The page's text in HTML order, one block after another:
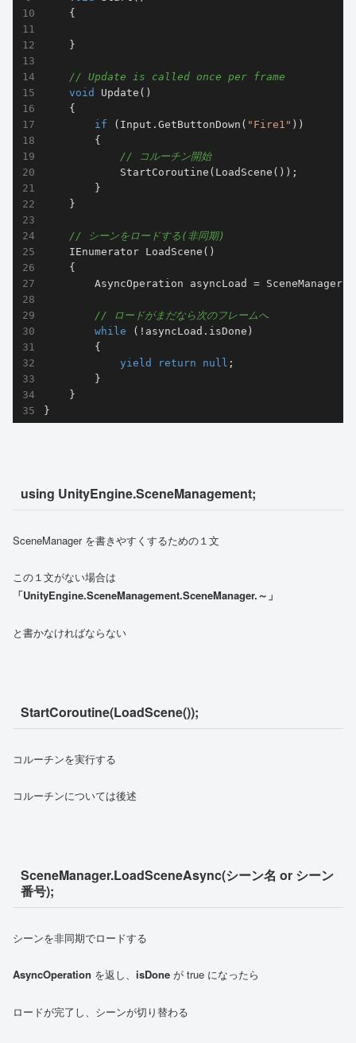
    {
    }
// Update is called once per frame
void
Update ( )
    {
if (Input.GetButtonDown( "Fire1" ))
        {
// コルーチン開始
            StartCoroutine(LoadScene());
        }
    }
// シーンをロードする(非同期)
IEnumerator LoadScene ( )
    {
AsyncOperation asyncLoad =
// ロードがまだなら次のフレームへ
while (!asyncLoad.isDone)
        {
yield
return null ;
        }
    }
}
using UnityEngine.SceneManagement;
SceneManager を書きやすくするための１文
この１文がない場合は
「UnityEngine.SceneManagement.SceneManager.～」
と書かなければならない
StartCoroutine(LoadScene());
コルーチンを実行する
コルーチンについては後述
SceneManager.LoadSceneAsync(シーン名 or シーン
番号);
シーンを非同期でロードする
AsyncOperation を返し、 isDone が true になったら
ロードが完了し、シーンが切り替わる